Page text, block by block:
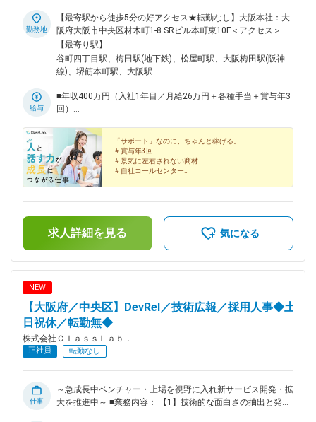
勤務地
【最寄駅から徒歩5分の好アクセス★転勤なし】大阪本社：大
阪府大阪市中央区材木町1-8 SRビル本町東10F＜アクセス＞
■Osaka Metro谷町線・中央線「谷町四丁目」駅より徒歩5分
■Osaka Metro堺筋線・中央線「堺筋本町」駅より徒歩5分※受
動喫煙防止対策：オフィス内禁煙
【最寄り駅】
谷町四丁目駅、梅田駅(地下鉄)、松屋町駅、大阪梅田駅(阪神
線)、堺筋本町駅、大阪駅
給与
■年収400万円（入社1年目／月給26万円＋各種手当＋賞与年3
回）
「サポート」なのに、ちゃんと稼げる。
＃賞与年3回
＃景気に左右されない商材
＃自社コールセンター
＃未経験歓迎
＃希望休＆連休取得OK
＃月給26万円以上
求人詳細を見る 気になる
NEW
【大阪府／中央区】DevRel／技術広報／採用人事◆土
日祝休／転勤無◆
株式会社ＣｌａｓｓＬａｂ．
正社員 転勤なし
仕事
～急成長中ベンチャー・上場を視野に入れ新サービス開発・拡
大を推進中～ ■業務内容： 【1】技術的な面白さの抽出と発信